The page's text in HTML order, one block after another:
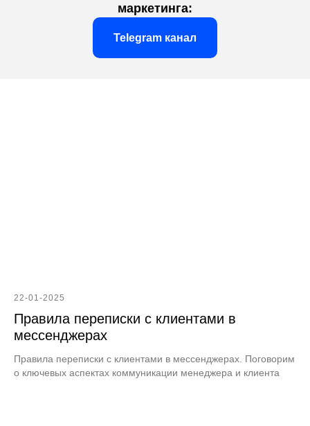
маркетинга:
Telegram канал
22-01-2025
Правила переписки с клиентами в
мессенджерах
Правила переписки с клиентами в мессенджерах. Поговорим
о ключевых аспектах коммуникации менеджера и клиента